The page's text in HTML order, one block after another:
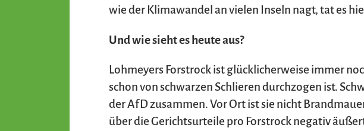
wie der Klimawandel an vielen Inseln nagt, tat es
Und wie sieht es heute aus?
Lohmeyers Forstrock ist glücklicherweise immer
schon von schwarzen Schlieren durchzogen ist.
der AfD zusammen. Vor Ort ist sie nicht
über die Gerichtsurteile pro Forstrock negativ